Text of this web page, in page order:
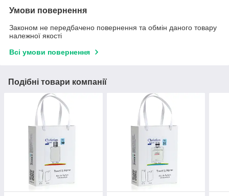
Умови повернення
Законом не передбачено повернення та обмін даного товару
належної якості
Всі умови повернення
Подібні товари компанії